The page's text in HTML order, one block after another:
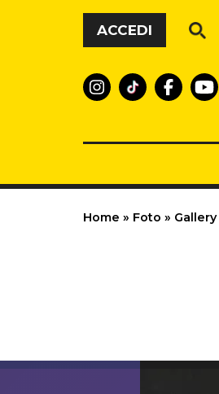
Vai al contenuto
ACCEDI
Home » Foto » Gallery